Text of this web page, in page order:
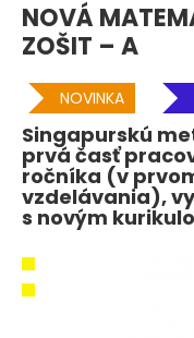
NOVÁ
ZOŠIT – A
NOVINKA
Singapurskú
prvá časť
ročníka (v
vzdelávania),
s novým